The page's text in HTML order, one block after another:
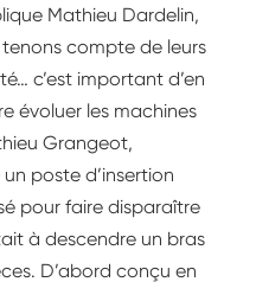
Mathieu Dardelin,
tenons compte de leurs
c’est important d’en
évoluer les machines
Grangeot,
poste d’insertion
pour faire disparaître
à descendre un bras
D’abord conçu en